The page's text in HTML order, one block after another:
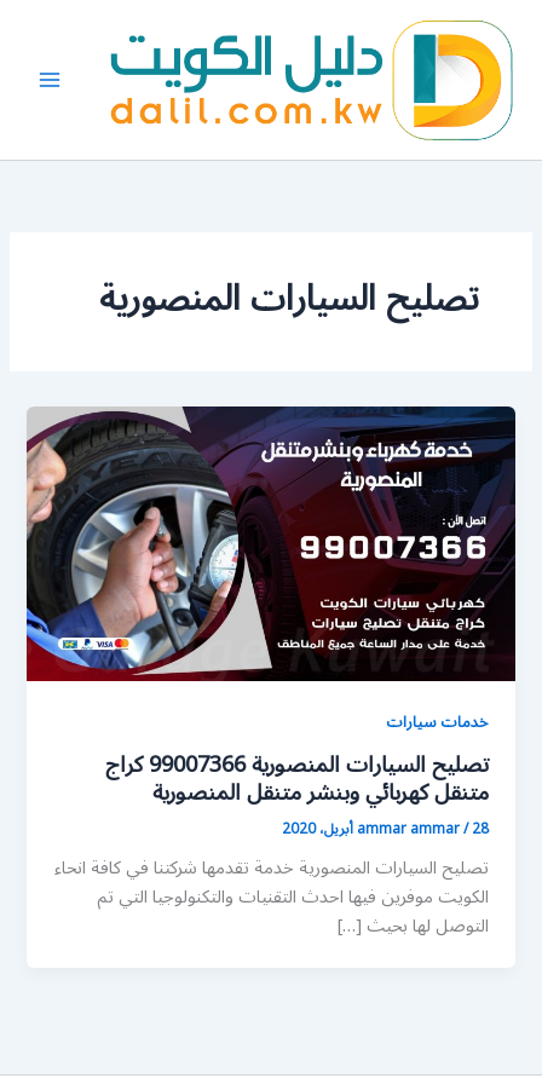
المحتوى
تصليح السيارات المنصورية
خدمات سيارات
تصليح السيارات المنصورية 99007366 كراج
متنقل كهربائي وبنشر متنقل المنصورية
ammar ammar/28 أبريل، 2020
تصليح السيارات المنصورية خدمة تقدمها شركتنا في كافة انحاء
الكويت موفرين فيها احدث التقنيات والتكنولوجيا التي تم
التوصل لها بحيث […]